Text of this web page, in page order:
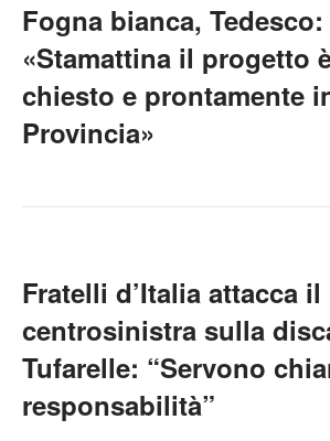
Fogna bianca, Tedesco:
«Stamattina il progetto
chiesto e prontamente
Provincia»
Fratelli d’Italia attacca il
centrosinistra sulla
Tufarelle: “Servono
responsabilità”